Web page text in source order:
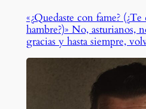
«¿Quedaste con fame?
hambre?)» No, asturianos,
gracias y hasta siempre,